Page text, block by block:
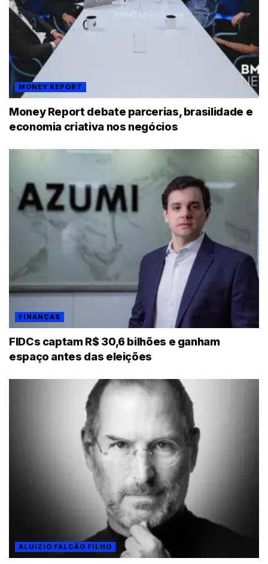
MONEY REPORT
Money Report debate parcerias, brasilidade e
economia criativa nos negócios
FINANÇAS
FIDCs captam R$ 30,6 bilhões e ganham
espaço antes das eleições
ALUIZIO FALCÃO FILHO